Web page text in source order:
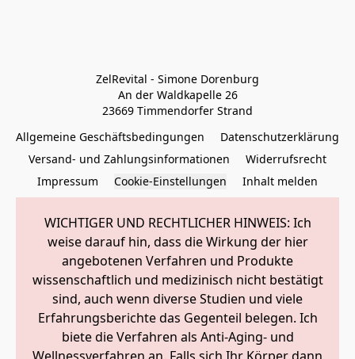
ZelRevital - Simone Dorenburg
An der Waldkapelle 26
23669 Timmendorfer Strand
Allgemeine Geschäftsbedingungen
Datenschutzerklärung
Versand- und Zahlungsinformationen
Widerrufsrecht
Impressum
Cookie-Einstellungen Inhalt melden